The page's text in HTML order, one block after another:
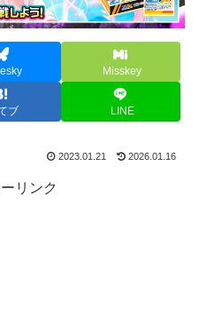
Misskey
ブ LINE
2023.01.21 2026.01.16
リンク